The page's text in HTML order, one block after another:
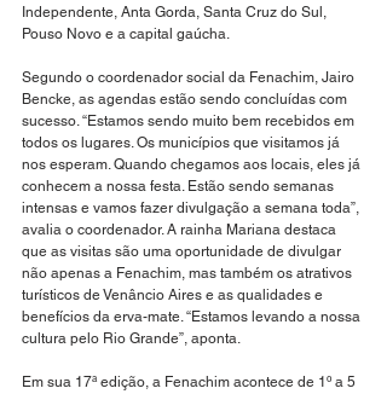
Independente, Anta Gorda, Santa Cruz do Sul,
Pouso Novo e a capital gaúcha.
Segundo o coordenador social da Fenachim, Jairo
Bencke, as agendas estão sendo concluídas com
sucesso. “Estamos sendo muito bem recebidos em
todos os lugares. Os municípios que visitamos já
nos esperam. Quando chegamos aos locais, eles já
conhecem a nossa festa. Estão sendo semanas
intensas e vamos fazer divulgação a semana toda”,
avalia o coordenador. A rainha Mariana destaca
que as visitas são uma oportunidade de divulgar
não apenas a Fenachim, mas também os atrativos
turísticos de Venâncio Aires e as qualidades e
benefícios da erva-mate. “Estamos levando a nossa
cultura pelo Rio Grande”, aponta.
Em sua 17ª edição, a Fenachim acontece de 1º a 5